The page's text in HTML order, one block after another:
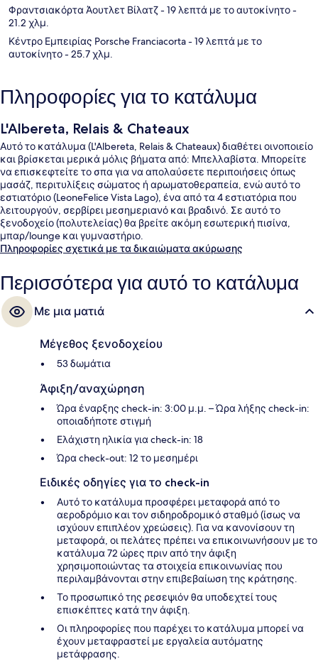
Φραντσιακόρτα Άουτλετ Βίλατζ- 19 λεπτά με το αυτοκίνητο-
21.2 χλμ.
Κέντρο Εμπειρίας Porsche Franciacorta- 19 λεπτά με το
αυτοκίνητο- 25.7 χλμ.
Πληροφορίες για το κατάλυμα
L'Albereta, Relais & Chateaux
Αυτό το κατάλυμα (L'Albereta, Relais & Chateaux) διαθέτει οινοποιείο
και βρίσκεται μερικά μόλις βήματα από: Μπελλαβίστα. Μπορείτε
να επισκεφτείτε το σπα για να απολαύσετε περιποιήσεις όπως
μασάζ, περιτυλίξεις σώματος ή αρωματοθεραπεία, ενώ αυτό το
εστιατόριο (LeoneFelice Vista Lago), ένα από τα 4 εστιατόρια που
λειτουργούν, σερβίρει μεσημεριανό και βραδινό. Σε αυτό το
ξενοδοχείο (πολυτελείας) θα βρείτε ακόμη εσωτερική πισίνα,
μπαρ/lounge και γυμναστήριο.
Πληροφορίες σχετικά με τα δικαιώματα ακύρωσης
Περισσότερα για αυτό το κατάλυμα
Με μια ματιά
Μέγεθος ξενοδοχείου
53 δωμάτια
Άφιξη/αναχώρηση
Ώρα έναρξης check-in: 3:00 μ.μ. – Ώρα λήξης check-in:
οποιαδήποτε στιγμή
Ελάχιστη ηλικία για check-in: 18
Ώρα check-out: 12 το μεσημέρι
Ειδικές οδηγίες για το check-in
Αυτό το κατάλυμα προσφέρει μεταφορά από το
αεροδρόμιο και τον σιδηροδρομικό σταθμό (ίσως να
ισχύουν επιπλέον χρεώσεις). Για να κανονίσουν τη
μεταφορά, οι πελάτες πρέπει να επικοινωνήσουν με το
κατάλυμα 72 ώρες πριν από την άφιξη
χρησιμοποιώντας τα στοιχεία επικοινωνίας που
περιλαμβάνονται στην επιβεβαίωση της κράτησης.
Το προσωπικό της ρεσεψιόν θα υποδεχτεί τους
επισκέπτες κατά την άφιξη.
Οι πληροφορίες που παρέχει το κατάλυμα μπορεί να
έχουν μεταφραστεί με εργαλεία αυτόματης
μετάφρασης.